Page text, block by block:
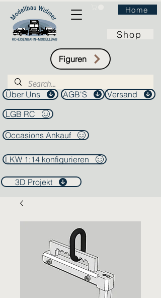
Home
Shop
Figuren
Über Uns AGB'S
Versand
LGB RC
Occasions Ankauf
LKW 1:14 konfigurieren
3D Projekt